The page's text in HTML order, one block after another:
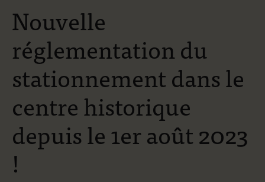
Nouvelle
réglementation du
stationnement dans le
centre historique
depuis le 1er août 2023
!